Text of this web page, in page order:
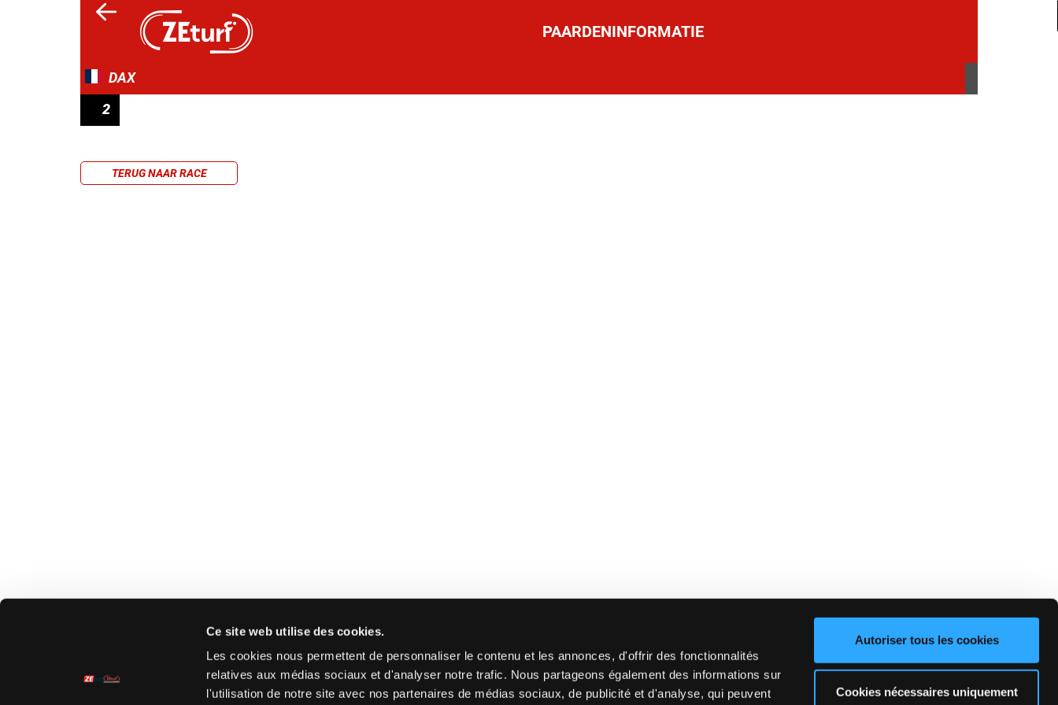
Ce site web utilise des cookies.
Les cookies nous permettent de personnaliser le contenu et les annonces, d'offrir des fonctionnalités
relatives aux médias sociaux et d'analyser notre trafic. Nous partageons également des informations sur
l'utilisation de notre site avec nos partenaires de médias sociaux, de publicité et d'analyse, qui peuvent
Autoriser tous les cookies
Cookies nécessaires uniquement
PAARDENINFORMATIE
DAX
2
TERUG NAAR RACE